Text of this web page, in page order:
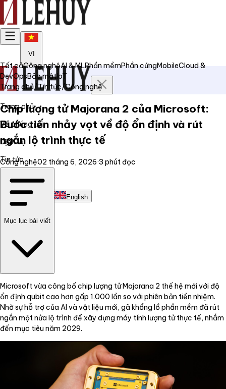
VI
Trang chủ
Về chúng tôi
Dịch vụ
Tin tức
Liên hệ
Tiếng Việt English
Tất cảCông nghệAI & MLPhần mềmPhần cứngMobileCloud &
DevOpsBảo mậtIoT
Trang chủ/Tin tức/Công nghệ
Chip lượng tử Majorana 2 của Microsoft:
Bước tiến nhảy vọt về độ ổn định và rút
ngắn lộ trình thực tế
Công nghệ02 tháng 6, 2026·3 phút đọc
Mục lục bài viết
Microsoft vừa công bố chip lượng tử Majorana 2 thế hệ mới với độ
ổn định qubit cao hơn gấp 1.000 lần so với phiên bản tiền nhiệm.
Nhờ sự hỗ trợ của AI và vật liệu mới, gã khổng lồ phần mềm đã rút
ngắn một nửa lộ trình để xây dựng máy tính lượng tử thực tế, nhắm
đến mục tiêu năm 2029.